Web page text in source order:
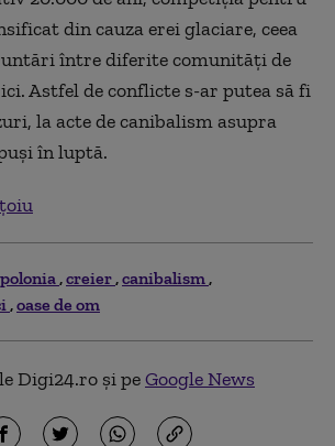
din cauza erei glaciare, ceea
între diferite comunități de
Astfel de conflicte s-ar putea să fi
la acte de canibalism asupra
în luptă.
polonia creier canibalism
oase de om
Digi24.ro și peGoogle News